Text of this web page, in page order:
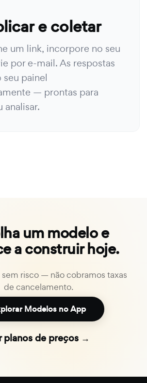
e coletar
um link, incorpore no seu
por e-mail. As respostas
seu painel
— prontas para
analisar.
um modelo e
a construir hoje.
risco — não cobramos taxas
de cancelamento.
Modelos no App
planos de preços →